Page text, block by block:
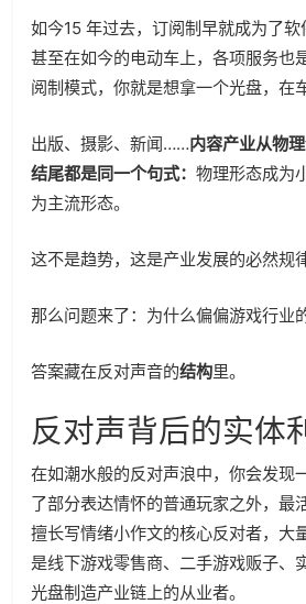
如今15 年过去，订阅制早就成为了软
甚至在如今的电动车上，各项服务也
阅制模式，你就是想拿一个光盘，在
出版、摄影、新闻……内容产业从物
结尾都是同一个句式： 物理形态成为
为主流形态。
这不是趋势，这是产业发展的必然规律
那么问题来了：为什么偏偏游戏行业
答案藏在反对声音的结构里。
反对声背后的实体
在如潮水般的反对声浪中，你会发现
了部分表达情怀的普通玩家之外，最
擅长写情绪小作文的核心反对者，大
是线下游戏零售商、二手游戏贩子、
光盘制造产业链上的从业者。